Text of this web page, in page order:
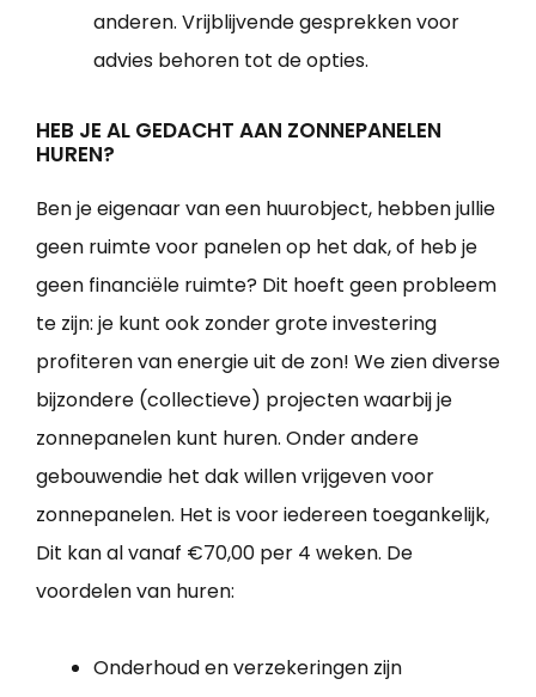
anderen. Vrijblijvende gesprekken voor
advies behoren tot de opties.
HEB JE AL GEDACHT AAN ZONNEPANELEN
HUREN?
Ben je eigenaar van een huurobject, hebben jullie
geen ruimte voor panelen op het dak, of heb je
geen financiële ruimte? Dit hoeft geen probleem
te zijn: je kunt ook zonder grote investering
profiteren van energie uit de zon! We zien diverse
bijzondere (collectieve) projecten waarbij je
zonnepanelen kunt huren. Onder andere
gebouwendie het dak willen vrijgeven voor
zonnepanelen. Het is voor iedereen toegankelijk,
Dit kan al vanaf €70,00 per 4 weken. De
voordelen van huren:
Onderhoud en verzekeringen zijn